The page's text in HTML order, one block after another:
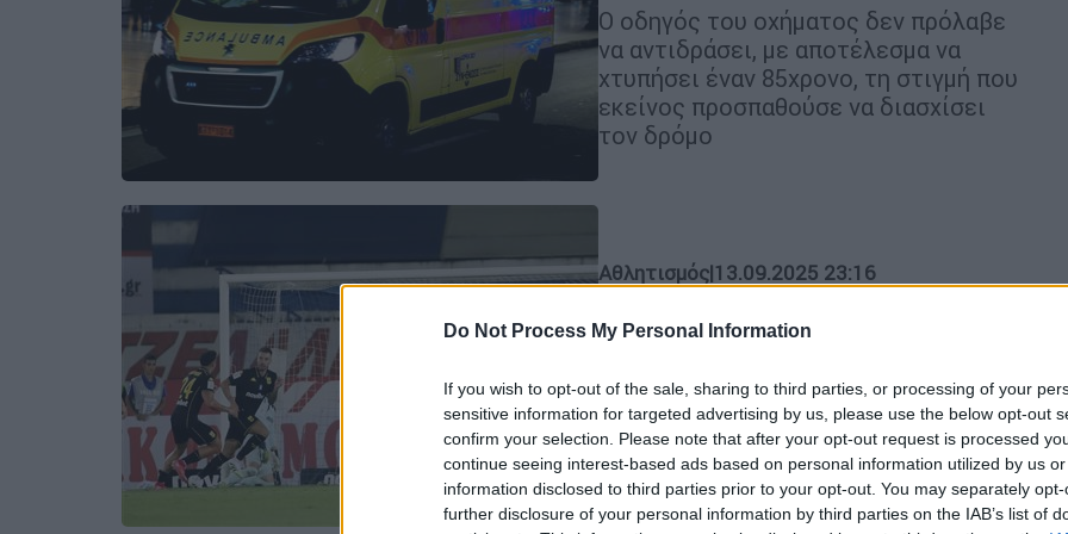
Do Not Process My Personal Information
If you wish to opt-out of the sale, sharing to third parties, or processing of your
sensitive information for targeted advertising by us, please use the below opt-out
confirm your selection. Please note that after your opt-out request is processed
continue seeing interest-based ads based on personal information utilized by us
information disclosed to third parties prior to your opt-out. You may separately
further disclosure of your personal information by third parties on the IAB’s list of
Ο οδηγός του οχήματος δεν πρόλαβε
να αντιδράσει, με αποτέλεσμα να
χτυπήσει έναν 85χρονο, τη στιγμή που
εκείνος προσπαθούσε να διασχίσει
τον δρόμο
Αθλητισμός|13.09.2025 23:16
στον Άρη με νίκη στην έδρα του
Οι Κίτρινοι επικράτησαν 2-1 στο
Περιστέρι